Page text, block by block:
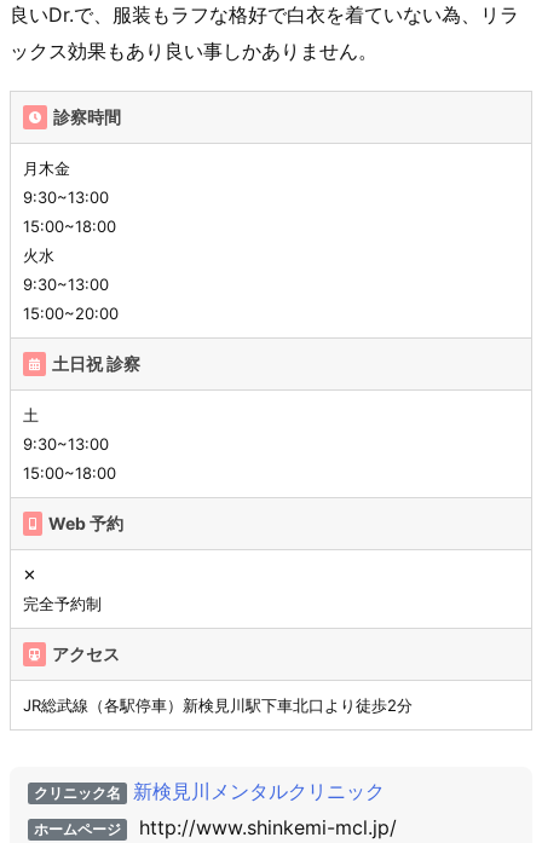
良いDr.で、服装もラフな格好で白衣を着ていない為、リラ
ックス効果もあり良い事しかありません。
診察時間
月木金
9:30~13:00
15:00~18:00
火水
9:30~13:00
15:00~20:00
土日祝 診察
土
9:30~13:00
15:00~18:00
Web 予約
✕
完全予約制
アクセス
JR総武線（各駅停車）新検見川駅下車北口より徒歩2分
クリニック名 新検見川メンタルクリニック
ホームページ http://www.shinkemi-mcl.jp/